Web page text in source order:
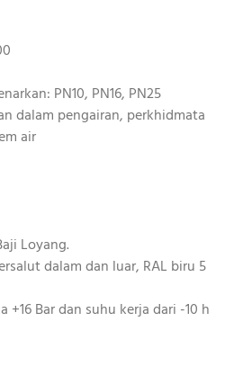
PN10, PN16, PN25
dalam pengairan, perkhidmata
air
Loyang.
dalam dan luar, RAL biru 5
+16 Bar dan suhu kerja dari -10 h